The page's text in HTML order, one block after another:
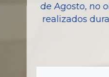
de Agosto, no
realizados